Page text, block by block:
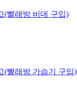
(빨래방 비데 구입)
(빨래방 가습기 구입)